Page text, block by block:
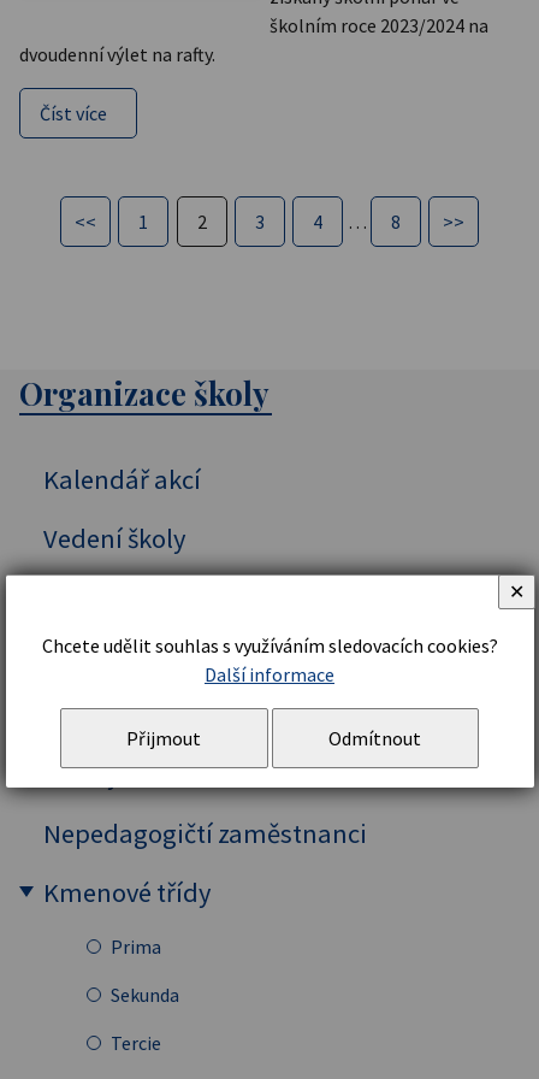
školním roce 2023/2024 na
dvoudenní výlet na rafty.
Číst více
<< 1 2 3 4 … 8 >>
Organizace školy
Kalendář akcí
Vedení školy
Školní řád
Personální zajištění
Profily učitelů
Nepedagogičtí zaměstnanci
Kmenové třídy
Prima
Sekunda
Tercie
Chcete udělit souhlas s využíváním sledovacích cookies?
Další informace
Přijmout Odmítnout
✕